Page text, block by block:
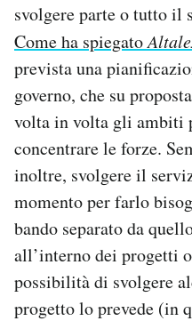
svolgere parte o tutto il
Come ha spiegato
prevista una
governo, che su
volta in volta gli ambiti
concentrare le forze.
inoltre, svolgere il
momento per farlo
bando separato da
all’interno dei progetti
possibilità di svolgere
progetto lo prevede (in